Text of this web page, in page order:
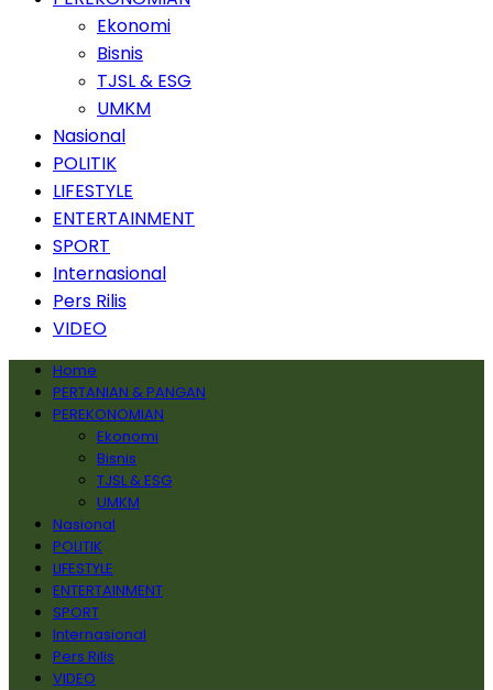
Ekonomi
Bisnis
TJSL & ESG
UMKM
Nasional
POLITIK
LIFESTYLE
ENTERTAINMENT
SPORT
Internasional
Pers Rilis
VIDEO
Home
PERTANIAN & PANGAN
PEREKONOMIAN
Ekonomi
Bisnis
TJSL & ESG
UMKM
Nasional
POLITIK
LIFESTYLE
ENTERTAINMENT
SPORT
Internasional
Pers Rilis
VIDEO